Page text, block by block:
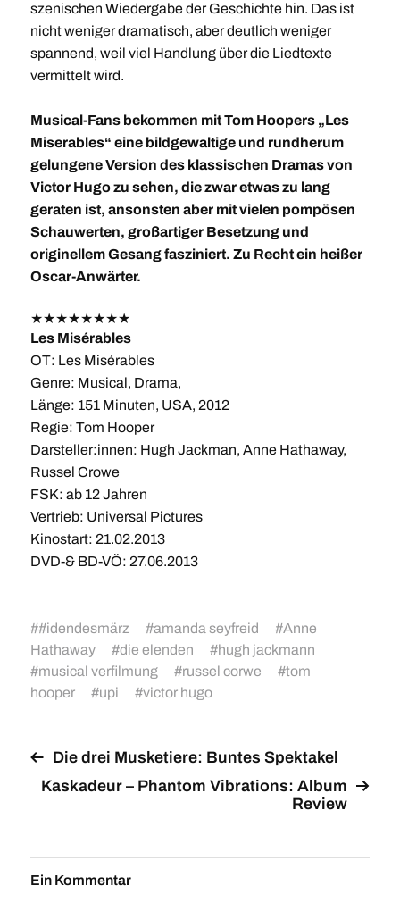
szenischen Wiedergabe der Geschichte hin. Das ist
nicht weniger dramatisch, aber deutlich weniger
spannend, weil viel Handlung über die Liedtexte
vermittelt wird.
Musical-Fans bekommen mit Tom Hoopers „Les
Miserables“ eine bildgewaltige und rundherum
gelungene Version des klassischen Dramas von
Victor Hugo zu sehen, die zwar etwas zu lang
geraten ist, ansonsten aber mit vielen pompösen
Schauwerten, großartiger Besetzung und
originellem Gesang fasziniert. Zu Recht ein heißer
Oscar-Anwärter.
★★★★★★★★
Les Misérables
OT: Les Misérables
Genre: Musical, Drama,
Länge: 151 Minuten, USA, 2012
Regie: Tom Hooper
Darsteller:innen: Hugh Jackman, Anne Hathaway,
Russel Crowe
FSK: ab 12 Jahren
Vertrieb: Universal Pictures
Kinostart: 21.02.2013
DVD-& BD-VÖ: 27.06.2013
##idendesmärz #amanda seyfreid #Anne
Hathaway
#die elenden #hugh jackmann
#musical verfilmung #russel corwe #tom
hooper
#upi #victor hugo
Die drei Musketiere: Buntes Spektakel
Kaskadeur – Phantom Vibrations: Album
Review
Ein Kommentar